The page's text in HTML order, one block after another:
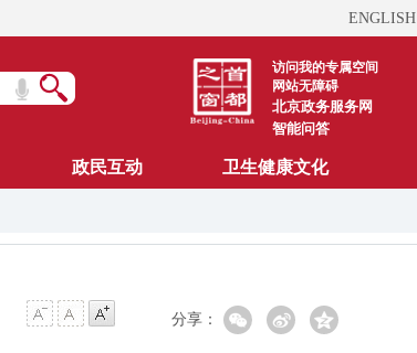
ENGLISH
访问我的专属空间
网站无障碍
北京政务服务网
智能问答
政民互动 卫生健康文化
分享：